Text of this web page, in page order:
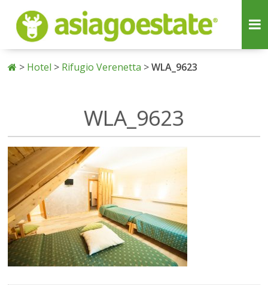
> Hotel > Rifugio Verenetta >WLA_9623
WLA_9623